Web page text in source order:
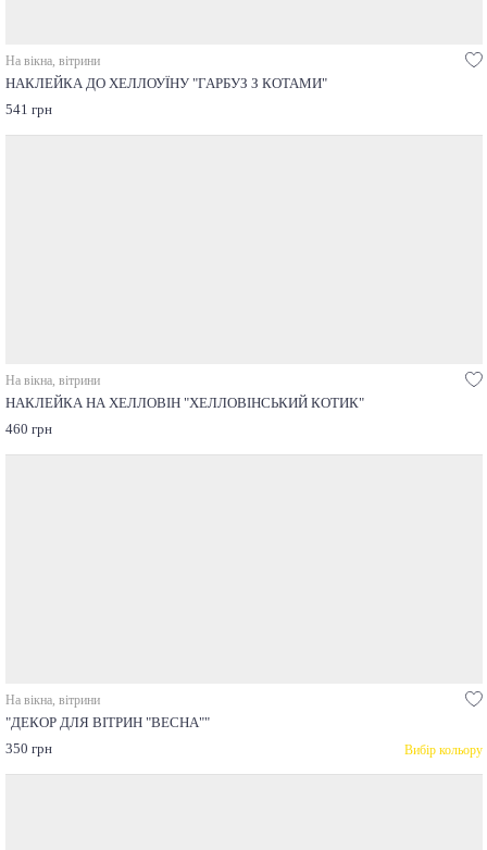
На вікна, вітрини
НАКЛЕЙКА ДО ХЕЛЛОУЇНУ "ГАРБУЗ З КОТАМИ"
541 грн
На вікна, вітрини
НАКЛЕЙКА НА ХЕЛЛОВІН "ХЕЛЛОВІНСЬКИЙ КОТИК"
460 грн
На вікна, вітрини
"ДЕКОР ДЛЯ ВІТРИН "ВЕСНА""
350 грн
Вибір кольору